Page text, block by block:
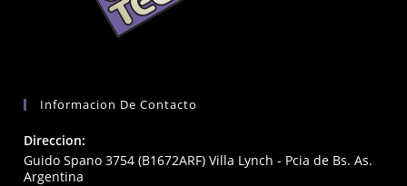
Informacion De Contacto
Direccion:
Guido Spano 3754 (B1672ARF) Villa Lynch - Pcia de Bs. As.
Argentina